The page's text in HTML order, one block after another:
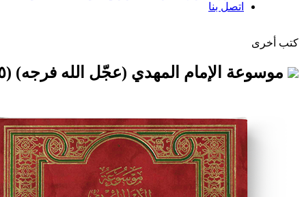
اتصل بنا
كتب أخرى
موسوعة الإمام المهدي (عجّل الله فرجه) (٥) - رؤية القائم منذ ولادته إلى القرن الحاضر (القسم الأول)